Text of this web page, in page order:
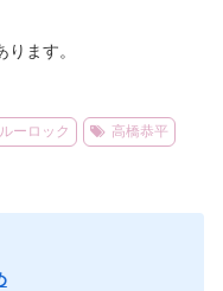
ます。
ーロック 高橋恭平